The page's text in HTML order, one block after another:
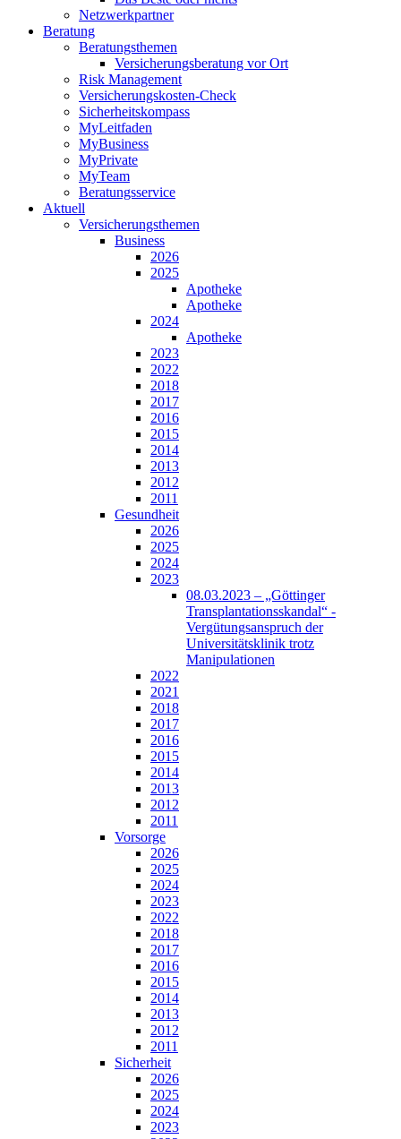
Netzwerkpartner
Beratung
Beratungsthemen
Versicherungsberatung vor Ort
Risk Management
Versicherungskosten-Check
Sicherheitskompass
MyLeitfaden
MyBusiness
MyPrivate
MyTeam
Beratungsservice
Aktuell
Versicherungsthemen
Business
2026
2025
Apotheke
Apotheke
2024
Apotheke
2023
2022
2018
2017
2016
2015
2014
2013
2012
2011
Gesundheit
2026
2025
2024
2023
08.03.2023 – „Göttinger
Transplantationsskandal“ -
Vergütungsanspruch der
Universitätsklinik trotz
Manipulationen
2022
2021
2018
2017
2016
2015
2014
2013
2012
2011
Vorsorge
2026
2025
2024
2023
2022
2018
2017
2016
2015
2014
2013
2012
2011
Sicherheit
2026
2025
2024
2023